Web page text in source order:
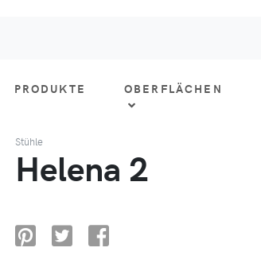
PRODUKTE OBERFLÄCHEN
Stühle
Helena 2